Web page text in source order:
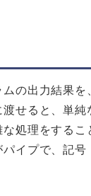
の出力結果を
せると、単純
処理をするこ
イプで、記号